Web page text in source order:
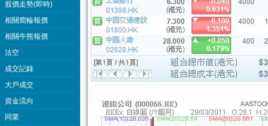
股價走勢(即時)
相關窩輪報價
相關牛熊報價
沽空
成交記錄
大戶成交
資金流向
同業